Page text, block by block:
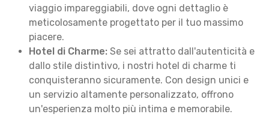
viaggio impareggiabili, dove ogni dettaglio è
meticolosamente progettato per il tuo massimo
piacere.
Hotel di Charme: Se sei attratto dall'autenticità e
dallo stile distintivo, i nostri hotel di charme ti
conquisteranno sicuramente. Con design unici e
un servizio altamente personalizzato, offrono
un'esperienza molto più intima e memorabile.